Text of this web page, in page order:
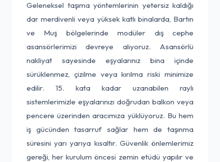
Geleneksel taşıma yöntemlerinin yetersiz kaldığı
dar merdivenli veya yüksek katlı binalarda, Bartın
ve Muş bölgelerinde modüler dış cephe
asansörlerimizi devreye alıyoruz. Asansörlü
nakliyat sayesinde eşyalarınız bina içinde
sürüklenmez, çizilme veya kırılma riski minimize
edilir. 15. kata kadar uzanabilen raylı
sistemlerimizle eşyalarınızı doğrudan balkon veya
pencere üzerinden aracımıza yüklüyoruz. Bu hem
iş gücünden tasarruf sağlar hem de taşınma
süresini yarı yarıya kısaltır. Güvenlik önlemlerimiz
gereği, her kurulum öncesi zemin etüdü yapılır ve